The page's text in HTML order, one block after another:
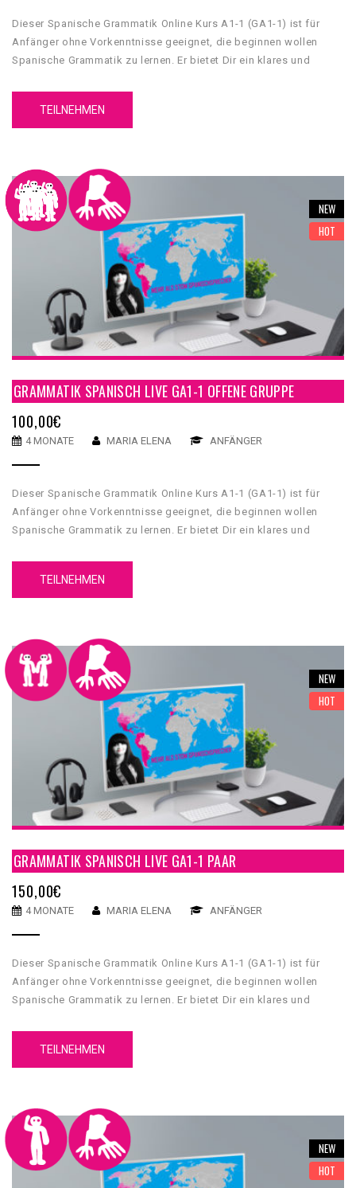
Dieser Spanische Grammatik Online Kurs A1-1 (GA1-1) ist für
Anfänger ohne Vorkenntnisse geeignet, die beginnen wollen
Spanische Grammatik zu lernen. Er bietet Dir ein klares und
Unser GA1-1 Spanische Grammatik Online Kurs A1-1 hat 5
TEILNEHMEN
NEW
HOT
GRAMMATIK SPANISCH LIVE GA1-1 OFFENE GRUPPE
100,00€
4 MONATE MARIA ELENA ANFÄNGER
Dieser Spanische Grammatik Online Kurs A1-1 (GA1-1) ist für
Anfänger ohne Vorkenntnisse geeignet, die beginnen wollen
Spanische Grammatik zu lernen. Er bietet Dir ein klares und
Unser GA1-1 Spanische Grammatik Online Kurs A1-1 hat 5
TEILNEHMEN
NEW
HOT
GRAMMATIK SPANISCH LIVE GA1-1 PAAR
150,00€
4 MONATE MARIA ELENA ANFÄNGER
Dieser Spanische Grammatik Online Kurs A1-1 (GA1-1) ist für
Anfänger ohne Vorkenntnisse geeignet, die beginnen wollen
Spanische Grammatik zu lernen. Er bietet Dir ein klares und
Unser GA1-1 Spanische Grammatik Online Kurs A1-1 hat 5
TEILNEHMEN
NEW
HOT